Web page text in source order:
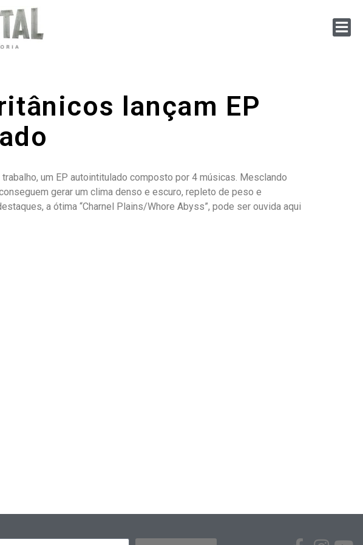
lançam EP
um EP autointitulado composto por 4 músicas. Mesclando
gerar um clima denso e escuro, repleto de peso e
a ótima “Charnel Plains/Whore Abyss”, pode ser ouvida aqui